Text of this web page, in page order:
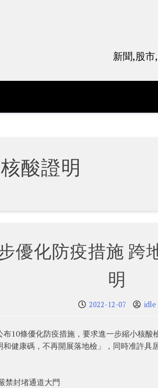
新聞,股
酸證明
優化防疫措施 跨
明
2022-12-07 idle
布10條優化防疫措施，要求進一步縮小核
健康碼，不再開展落地檢」，同時准許具
禁封堵通道大門